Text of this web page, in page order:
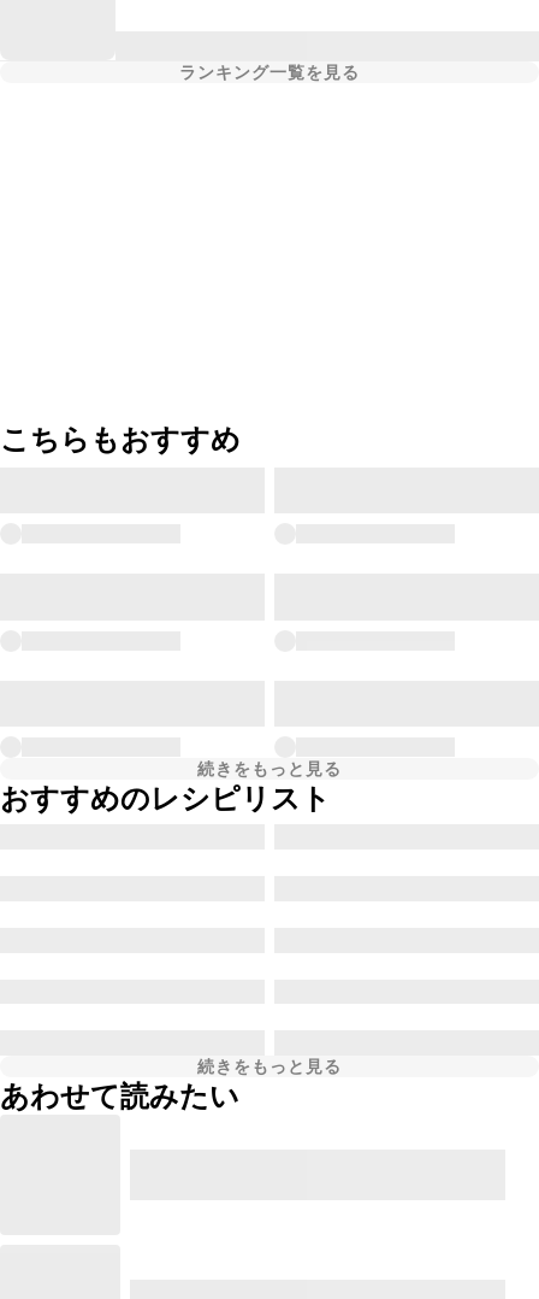
ランキング一覧を見る
こちらもおすすめ
続きをもっと見る
おすすめのレシピリスト
続きをもっと見る
あわせて読みたい